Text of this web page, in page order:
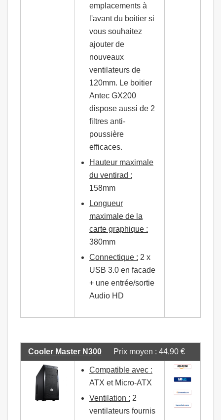
emplacements à
l'avant du boitier si
vous souhaitez
ajouter de
nouveaux
ventilateurs de
120mm. Le boitier
Antec GX200
dispose aussi de 2
filtres anti-
poussière
efficaces.
Hauteur maximale
du ventirad :
158mm
Longueur
maximale de la
carte graphique :
380mm
Connectique : 2 x
USB 3.0 en facade
+ une entrée/sortie
Audio HD
Cooler Master N300 Prix moyen : 44,90 €
Compatible avec :
ATX et Micro-ATX
Ventilation : 2
ventilateurs fournis